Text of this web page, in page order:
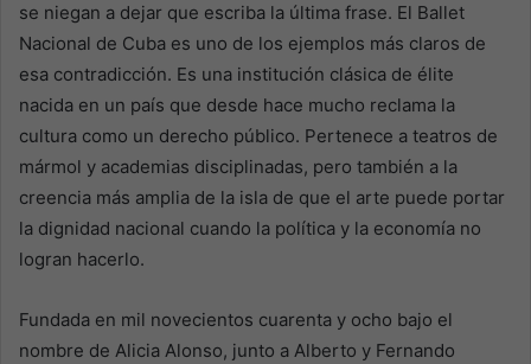
se niegan a dejar que escriba la última frase. El Ballet
Nacional de Cuba es uno de los ejemplos más claros de
esa contradicción. Es una institución clásica de élite
nacida en un país que desde hace mucho reclama la
cultura como un derecho público. Pertenece a teatros de
mármol y academias disciplinadas, pero también a la
creencia más amplia de la isla de que el arte puede portar
la dignidad nacional cuando la política y la economía no
logran hacerlo.
Fundada en mil novecientos cuarenta y ocho bajo el
nombre de Alicia Alonso, junto a Alberto y Fernando